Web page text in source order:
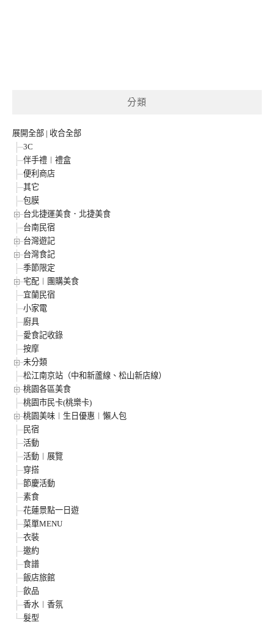
分類
展開全部 | 收合全部
3C
伴手禮︱禮盒
便利商店
其它
包膜
台北捷運美食．北捷美食
台南民宿
台灣遊記
台灣食記
季節限定
宅配︱團購美食
宜蘭民宿
小家電
廚具
愛食記收錄
按摩
未分類
松江南京站（中和新蘆線、松山新店線）
桃園各區美食
桃園市民卡(桃樂卡)
桃園美味︱生日優惠︱懶人包
民宿
活動
活動︱展覽
穿搭
節慶活動
素食
花蓮景點一日遊
菜單MENU
衣裝
邀約
食譜
飯店旅館
飲品
香水︱香氛
髮型